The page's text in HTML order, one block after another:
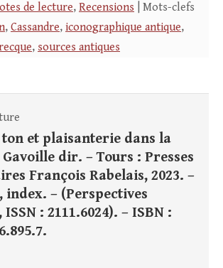
de lecture, Recensions | Mots-clefs
, Cassandre, iconographique antique,
, sources antiques
et plaisanterie dans la
dir. – Tours : Presses
François Rabelais, 2023. –
index. – (Perspectives
: 2111.6024). – ISBN :